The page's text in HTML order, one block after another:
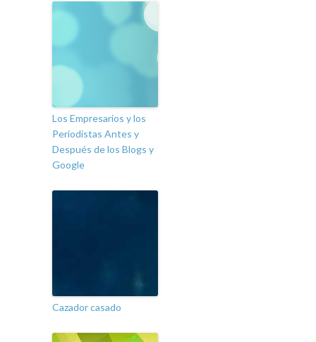
Los Empresarios y los
Periodistas Antes y
Después de los Blogs y
Google
Cazador casado